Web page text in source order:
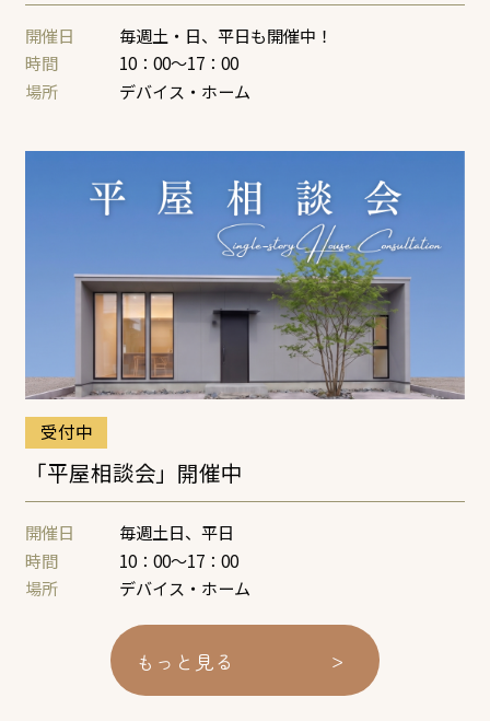
開催日
毎週土・日、平日も開催中！
時間
10：00～17：00
場所
デバイス・ホーム
受付中
「平屋相談会」開催中
開催日
毎週土日、平日
時間
10：00～17：00
場所
デバイス・ホーム
もっと見る >